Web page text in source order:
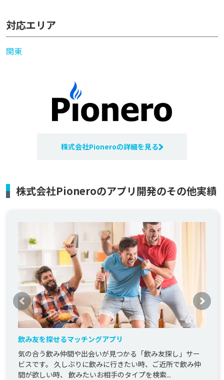
対応エリア
関東
株式会社Pioneroの詳細を見る
株式会社Pioneroのアプリ開発のその他実績
飲み友を探せるマッチングアプリ
気の合う飲み仲間や出会いが見つかる「飲み友探し」サー
ビスです。 久しぶりに飲みに行きたい時、ご近所で飲み仲
間が欲しい時、 飲みたいお相手のタイプを検索...